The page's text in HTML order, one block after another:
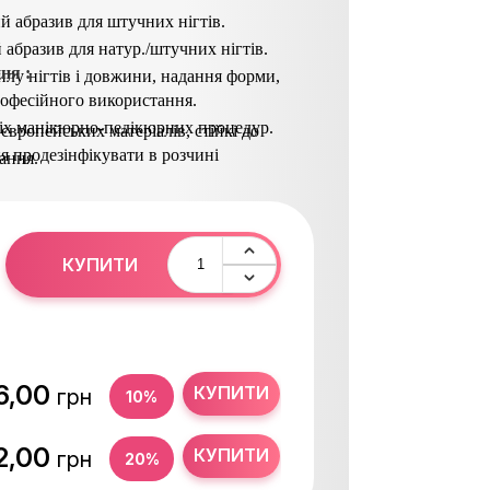
абразив для штучних нігтів.
абразив для натур./штучних нігтів.
нігтів і довжини, надання форми,
матеріалів, стійкі до
:
використання.
манікюрно-педікюрних процедур.
продезінфікувати в розчині
КУПИТИ
грн 10% КУПИТИ
грн 20% КУПИТИ